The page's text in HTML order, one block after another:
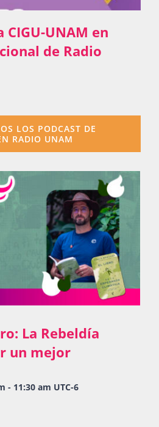
CIGU-UNAM en
de Radio
LOS PODCAST DE
RADIO UNAM
La Rebeldía
un mejor
- 11:30 am UTC-6